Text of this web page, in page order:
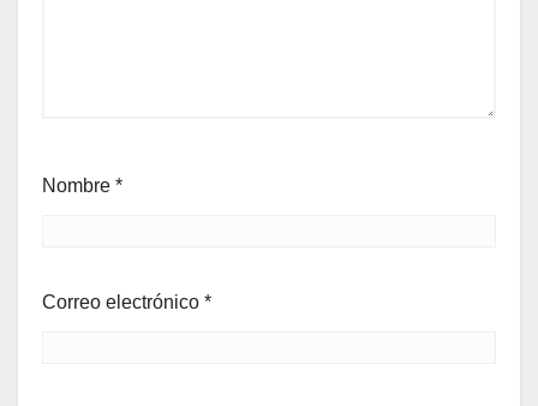
Nombre *
Correo electrónico *